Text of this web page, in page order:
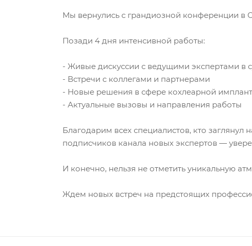
Мы вернулись с грандиозной конференции в
Позади 4 дня интенсивной работы:
- Живые дискуссии с ведущими экспертами в
- Встречи с коллегами и партнерами
- Новые решения в сфере кохлеарной
- Актуальные вызовы и направления работы
Благодарим всех специалистов, кто
подписчиков канала новых экспертов —
И конечно, нельзя не отметить уникальную
Ждем новых встреч на предстоящих